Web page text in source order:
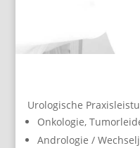
Urologische
Onkologie,
Andrologie /